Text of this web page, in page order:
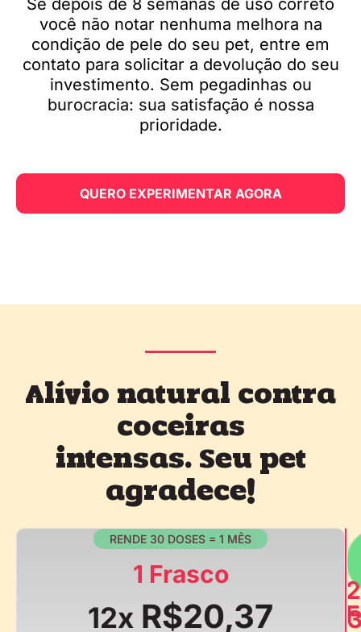
Se depois de 8 semanas de uso correto
você não notar nenhuma melhora na
condição de pele do seu pet, entre em
contato para solicitar a devolução do seu
investimento. Sem pegadinhas ou
burocracia: sua satisfação é nossa
prioridade.
QUERO EXPERIMENTAR AGORA
Alívio natural contra
coceiras
intensas. Seu pet
agradece!
RENDE 30 DOSES = 1 MÊS
1 Frasco
12x R$20,37
2